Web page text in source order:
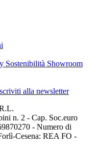
Sostenibilità Showroom
alla newsletter
n. 2 - Cap. Soc.euro
- Numero di
Cesena: REA FO -